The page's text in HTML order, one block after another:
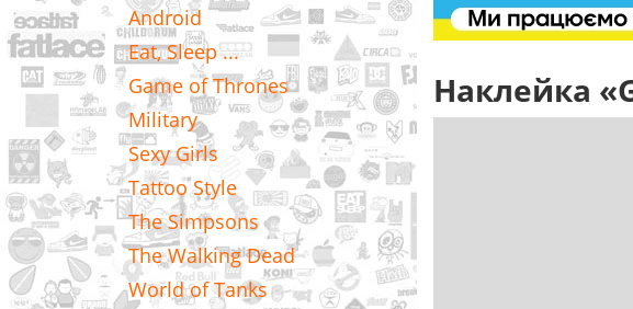
Android
Eat, Sleep ...
Game of Thrones
Military
Sexy Girls
Tattoo Style
The Simpsons
The Walking Dead
World of Tanks
Наклейка